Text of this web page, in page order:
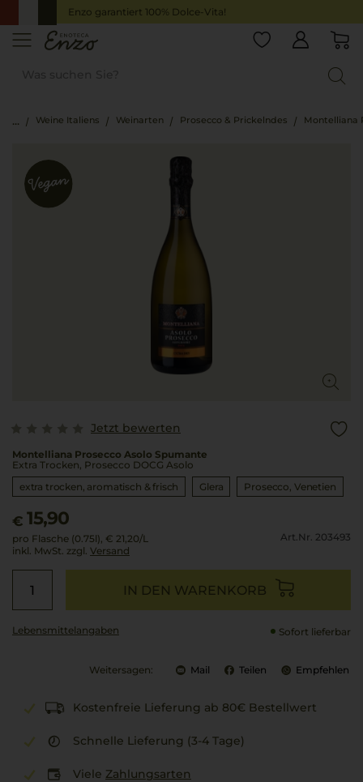
Enzo garantiert 100% Dolce-Vita!
Weine Italiens Weinarten Prosecco & Prickelndes Montelliana
Jetzt bewerten
Montelliana Prosecco Asolo Spumante
Extra Trocken, Prosecco DOCG Asolo
extra trocken, aromatisch & frisch
Glera Prosecco Venetien
€ 15,90
pro Flasche (0.75l), € 21,20/L
inkl. MwSt. zzgl. Versand
Art.Nr. 203493
IN DEN WARENKORB
Lebensmittel­angaben Sofort lieferbar
Weitersagen: Mail Teilen Empfehlen
Kostenfreie Lieferung ab 80€ Bestellwert
Schnelle Lieferung (3-4 Tage)
Viele Zahlungsarten